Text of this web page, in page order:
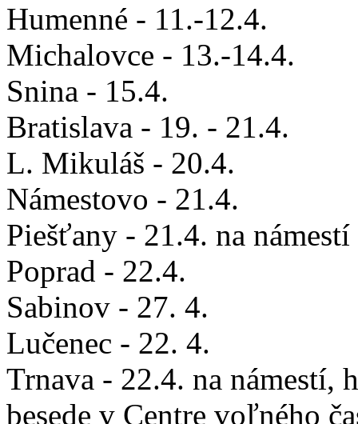
Humenné - 11.-12.4.
Michalovce - 13.-14.4.
Snina - 15.4.
Bratislava - 19. - 21.4.
L. Mikuláš - 20.4.
Námestovo - 21.4.
Piešťany - 21.4. na námestí
Poprad - 22.4.
Sabinov - 27. 4.
Lučenec - 22. 4.
Trnava - 22.4. na námestí,
besede v Centre voľného